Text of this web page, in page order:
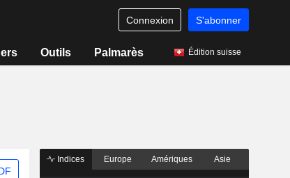
Connexion S'abonner
Outils Palmarès Édition suisse
Indices Europe Amériques Asie